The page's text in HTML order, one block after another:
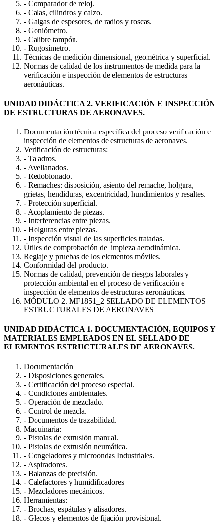
- Comparador de reloj.
- Calas, cilindros y calzo.
- Galgas de espesores, de radios y roscas.
- Goniómetro.
- Calibre tampón.
- Rugosímetro.
Técnicas de medición dimensional, geométrica y superficial.
Normas de calidad de los instrumentos de medida para la
verificación e inspección de elementos de estructuras
aeronáuticas.
UNIDAD DIDÁCTICA 2. VERIFICACIÓN E INSPECCIÓN
DE ESTRUCTURAS DE AERONAVES.
Documentación técnica específica del proceso verificación e
inspección de elementos de estructuras de aeronaves.
Verificación de estructuras:
- Taladros.
- Avellanados.
- Redoblonado.
- Remaches: disposición, asiento del remache, holgura,
grietas, hendiduras, excentricidad, hundimientos y resaltes.
- Protección superficial.
- Acoplamiento de piezas.
- Interferencias entre piezas.
- Holguras entre piezas.
- Inspección visual de las superficies tratadas.
Útiles de comprobación de limpieza aerodinámica.
Reglaje y pruebas de los elementos móviles.
Conformidad del producto.
Normas de calidad, prevención de riesgos laborales y
protección ambiental en el proceso de verificación e
inspección de elementos de estructuras aeronáuticas.
MÓDULO 2. MF1851_2 SELLADO DE ELEMENTOS
ESTRUCTURALES DE AERONAVES
UNIDAD DIDÁCTICA 1. DOCUMENTACIÓN, EQUIPOS Y
MATERIALES EMPLEADOS EN EL SELLADO DE
ELEMENTOS ESTRUCTURALES DE AERONAVES.
Documentación.
- Disposiciones generales.
- Certificación del proceso especial.
- Condiciones ambientales.
- Operación de mezclado.
- Control de mezcla.
- Documentos de trazabilidad.
Maquinaria:
- Pistolas de extrusión manual.
- Pistolas de extrusión neumática.
- Congeladores y microondas Industriales.
- Aspiradores.
- Balanzas de precisión.
- Calefactores y humidificadores
- Mezcladores mecánicos.
Herramientas:
- Brochas, espátulas y alisadores.
- Glecos y elementos de fijación provisional.